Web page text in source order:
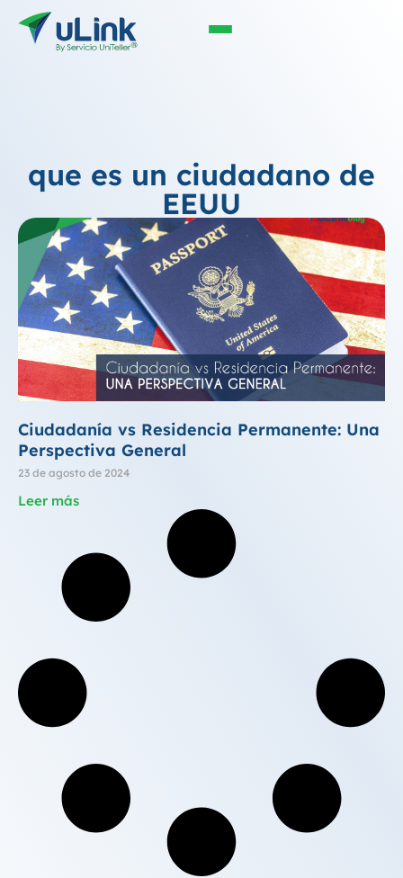
que es un ciudadano de
EEUU
Ciudadanía vs Residencia Permanente: Una
Perspectiva General
23 de agosto de 2024
Leer más